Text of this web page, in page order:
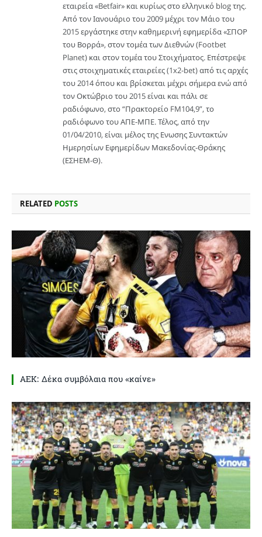
εταιρεία «Betfair» και κυρίως στο ελληνικό blog της.
Από τον Ιανουάριο του 2009 μέχρι τον Μάιο του
2015 εργάστηκε στην καθημερινή εφημερίδα «ΣΠΟΡ
του Βορρά», στον τομέα των Διεθνών (Footbet
Planet) και στον τομέα του Στοιχήματος. Επέστρεψε
στις στοιχηματικές εταιρείες (1x2-bet) από τις αρχές
του 2014 όπου και βρίσκεται μέχρι σήμερα ενώ από
τον Οκτώβριο του 2015 είναι και πάλι σε
ραδιόφωνο, στο “Πρακτορείο FM104,9”, το
ραδιόφωνο του ΑΠΕ-ΜΠΕ. Τέλος, από την
01/04/2010, είναι μέλος της Ενωσης Συντακτών
Ημερησίων Εφημερίδων Μακεδονίας-Θράκης
(ΕΣΗΕΜ-Θ).
RELATED POSTS
ΑΕΚ: Δέκα συμβόλαια που «καίνε»